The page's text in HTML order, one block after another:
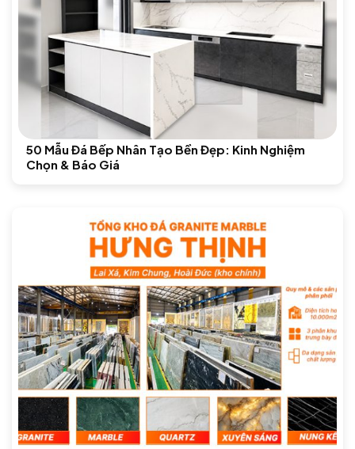
50 Mẫu Đá Bếp Nhân Tạo Bền Đẹp: Kinh Nghiệm
Chọn & Báo Giá